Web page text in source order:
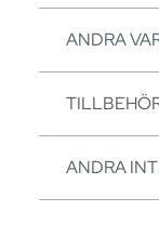
ANDRA
ANDRA